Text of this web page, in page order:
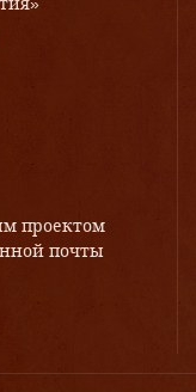
проектом
почты